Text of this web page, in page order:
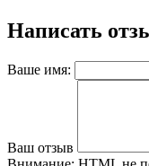
Написать
Ваше имя:
Ваш отзыв